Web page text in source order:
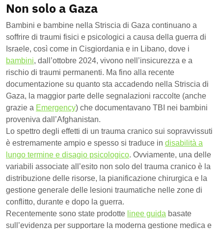
Non solo a Gaza
Bambini e bambine nella Striscia di Gaza continuano a
soffrire di traumi fisici e psicologici a causa della guerra di
Israele, così come in Cisgiordania e in Libano, dove i
bambini, dall’ottobre 2024, vivono nell’insicurezza e a
rischio di traumi permanenti. Ma fino alla recente
documentazione su quanto sta accadendo nella Striscia di
Gaza, la maggior parte delle segnalazioni raccolte (anche
grazie a Emergency) che documentavano TBI nei bambini
proveniva dall’Afghanistan.
Lo spettro degli effetti di un trauma cranico sui sopravvissuti
è estremamente ampio e spesso si traduce in disabilità a
lungo termine e disagio psicologico. Ovviamente, una delle
variabili associate all’esito non solo del trauma cranico è la
distribuzione delle risorse, la pianificazione chirurgica e la
gestione generale delle lesioni traumatiche nelle zone di
conflitto, durante e dopo la guerra.
Recentemente sono state prodotte linee guida basate
sull’evidenza per supportare la moderna gestione medica e